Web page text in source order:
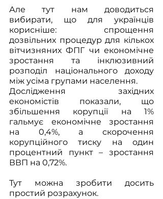
Але тут нам доводиться
вибирати, що для українців
корисніше: спрощення
дозвільних процедур для кількох
вітчизняних ФПГ чи економічне
зростання та інклюзивний
розподіл національного доходу
між усіма групами населення.
Дослідження західних
економістів показали, що
збільшення корупції на 1%
гальмує економічне зростання
на 0,4%, а скорочення
корупційного тиску на один
процентний пункт – зростання
ВВП на 0,72%.
Тут можна зробити досить
простий розрахунок.